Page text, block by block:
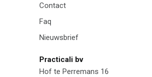
Contact
Faq
Nieuwsbrief
Practicali bv
Hof te Perremans 16